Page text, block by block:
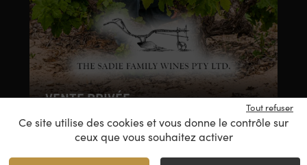
VENTE PRIVÉE
APÉRO TIME !
Ce site utilise des cookies et vous donne le contrôle sur
ceux que vous souhaitez activer
Tout refuser